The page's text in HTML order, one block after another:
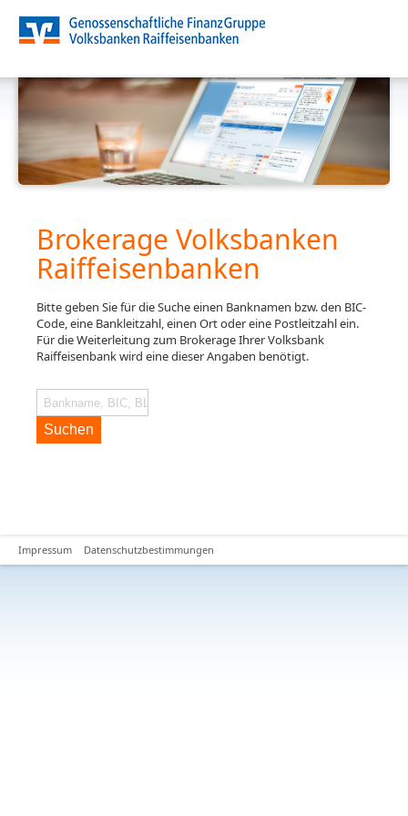
Brokerage Volksbanken
Raiffeisenbanken
Bitte geben Sie für die Suche einen Banknamen bzw. den BIC-
Code, eine Bankleitzahl, einen Ort oder eine Postleitzahl ein.
Für die Weiterleitung zum Brokerage Ihrer Volksbank
Raiffeisenbank wird eine dieser Angaben benötigt.
Suchen
Impressum Datenschutzbestimmungen